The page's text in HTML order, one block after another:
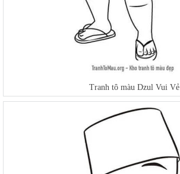
Tranh tô màu Dzul Vui Vẻ